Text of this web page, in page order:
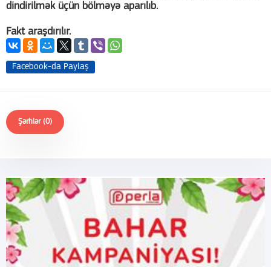
dindirilmək üçün bölməyə aparılıb.
Fakt araşdırılır.
Facebook-da Paylaş
Şərhlər (0)